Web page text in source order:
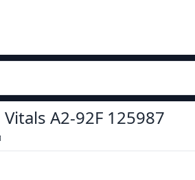
A2-92F 125987